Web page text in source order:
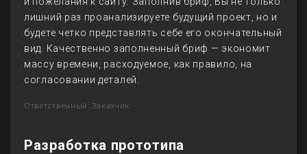
лишний раз проанализируете будущий проект, но и
будете четко представлять себе его окончательный
вид. Качественно заполненный бриф — экономит
массу времени, расходуемое, как правило, на
согласовании деталей.
Ответственный: Заказчик
Разработка прототипа